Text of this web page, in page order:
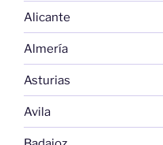
Alicante
Almería
Asturias
Avila